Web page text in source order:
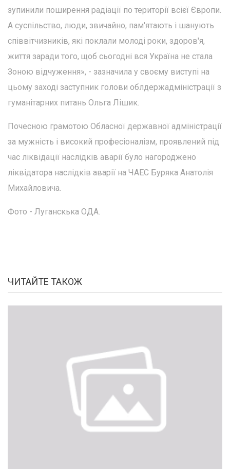
зупинили поширення радіації по території всієї Європи.
А суспільство, люди, звичайно, пам'ятають і шанують
співвітчизників, які поклали молоді роки, здоров'я,
життя заради того, щоб сьогодні вся Україна не стала
Зоною відчуження», - зазначила у своєму виступі на
цьому заході заступник голови облдержадміністрації з
гуманітарних питань Ольга Лішик.
Почесною грамотою Обласної державної адміністрації
за мужність і високий професіоналізм, проявлений під
час ліквідації наслідків аварії було нагороджено
ліквідатора наслідків аварії на ЧАЕС Буряка Анатолія
Михайловича.
Фото - Луганскька ОДА.
ЧИТАЙТЕ ТАКОЖ